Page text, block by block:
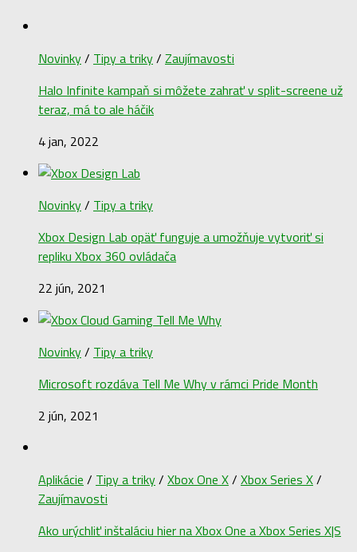
Novinky/ Tipy a triky/ Zaujímavosti
Halo Infinite kampaň si môžete zahrať v split-screene už
teraz, má to ale háčik
4 jan, 2022
Novinky/ Tipy a triky
Xbox Design Lab opäť funguje a umožňuje vytvoriť si
repliku Xbox 360 ovládača
22 jún, 2021
Novinky/ Tipy a triky
Microsoft rozdáva Tell Me Why v rámci Pride Month
2 jún, 2021
Aplikácie / Tipy a triky/ Xbox One X/ Xbox Series X/
Zaujímavosti
Ako urýchliť inštaláciu hier na Xbox One a Xbox Series X|S